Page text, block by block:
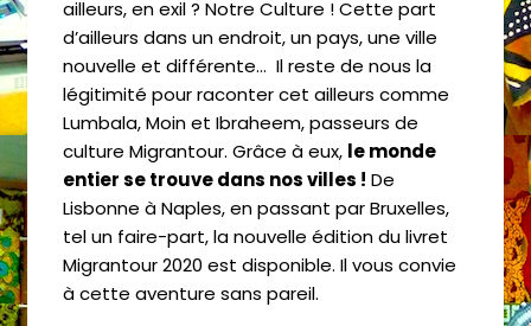
ailleurs, en exil ? Notre Culture ! Cette part
d’ailleurs dans un endroit, un pays, une ville
nouvelle et différente… Il reste de nous la
légitimité pour raconter cet ailleurs comme
Lumbala, Moin et Ibraheem, passeurs de
culture Migrantour. Grâce à eux, le monde
entier se trouve dans nos villes ! De
Lisbonne à Naples, en passant par Bruxelles,
tel un faire-part, la nouvelle édition du livret
Migrantour 2020 est disponible. Il vous convie
à cette aventure sans pareil.